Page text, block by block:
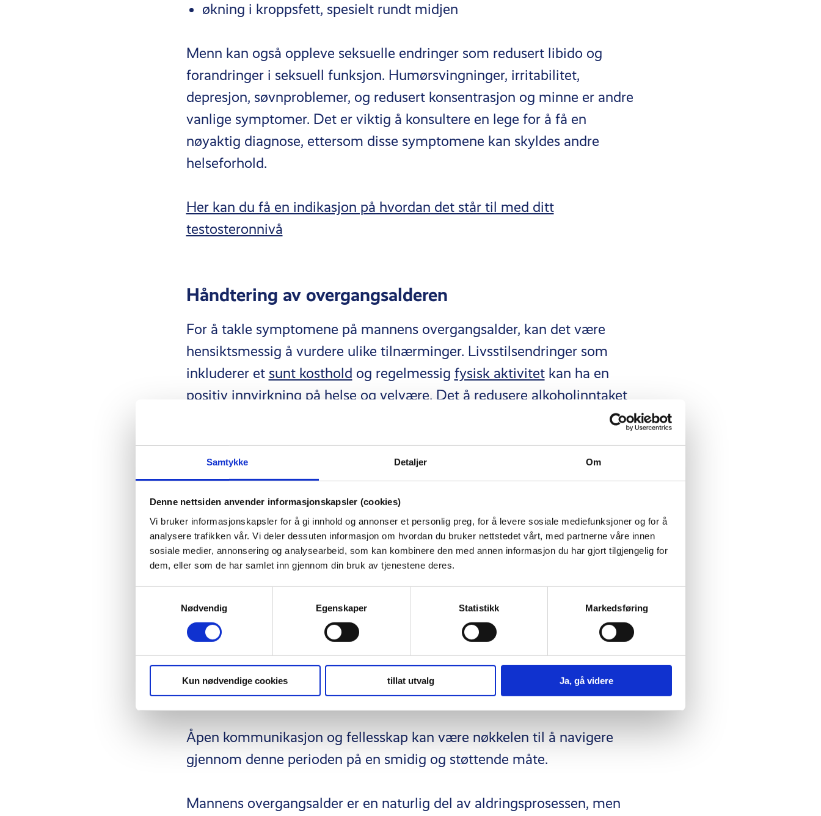
Samtykke Detaljer Om
Denne nettsiden anvender informasjonskapsler (cookies)
Vi bruker informasjonskapsler for å gi innhold og annonser et personlig preg, for å levere sosiale mediefunksjoner og for å
analysere trafikken vår. Vi deler dessuten informasjon om hvordan du bruker nettstedet vårt, med partnerne våre innen
sosiale medier, annonsering og analysearbeid, som kan kombinere den med annen informasjon du har gjort tilgjengelig for
dem, eller som de har samlet inn gjennom din bruk av tjenestene deres.
Nødvendig
Egenskaper Statistikk Markedsføring
Kun nødvendige cookies tillat utvalg Ja, gå videre
økning i kroppsfett, spesielt rundt midjen
Menn kan også oppleve seksuelle endringer som redusert libido og
forandringer i seksuell funksjon. Humørsvingninger, irritabilitet,
depresjon, søvnproblemer, og redusert konsentrasjon og minne er andre
vanlige symptomer. Det er viktig å konsultere en lege for å få en
nøyaktig diagnose, ettersom disse symptomene kan skyldes andre
helseforhold.
Her kan du få en indikasjon på hvordan det står til med ditt
testosteronnivå
Håndtering av overgangsalderen
For å takle symptomene på mannens overgangsalder, kan det være
hensiktsmessig å vurdere ulike tilnærminger. Livsstilsendringer som
inkluderer et sunt kosthold og regelmessig fysisk aktivitetkan ha en
positiv innvirkning på helse og velvære. Det å redusere alkoholinntaket
Kosttilskudd som , som inneholder ingredienser som fenugreek,
vitamin D,magnesiumogsink, kan være til hjelp for å normalisere
testosteronnivåeti kroppen og har vist seg å ha en
effekt.
Bevissthet og støtte
Økt bevissthet om mannens overgangsalder er avgjørende for at menn
partnere og familier å være informerte og støttende, slik at de kan tilby
forståelse og støtte gjennom denne kritiske livsfasen.
Åpen kommunikasjon og fellesskap kan være nøkkelen til å navigere
gjennom denne perioden på en smidig og støttende måte.
Mannens overgangsalder er en naturlig del av aldringsprosessen, men